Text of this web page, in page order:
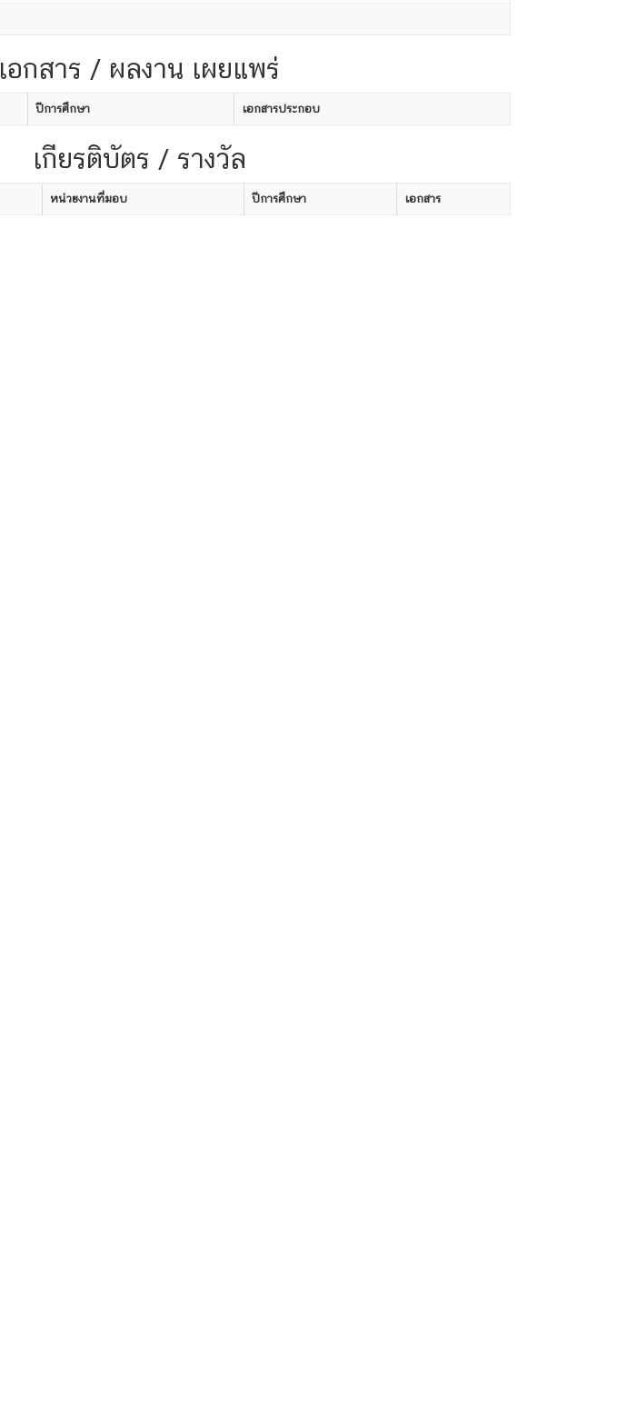
เอกสาร / ผลงาน เผยแพร่
ปีการศึกษา เอกสารประกอบ
เกียรติบัตร / รางวัล
หน่วยงานที่มอบ ปีการศึกษา เอกสาร